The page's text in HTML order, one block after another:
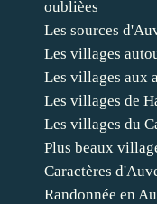
oublièes
Les sources
Les villages
Les villages aux
Les villages de
Les villages du
Plus beaux
Caractères
Randonnée en